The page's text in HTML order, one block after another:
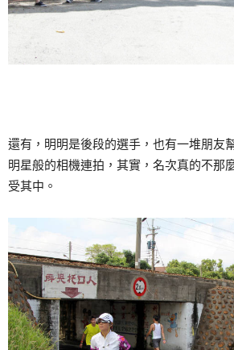
還有，明明是後段的選手，也有一堆朋友
明星般的相機連拍，其實，名次真的不那
受其中。